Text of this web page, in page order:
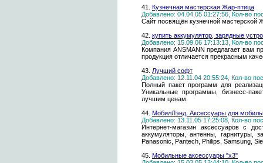
41. Кузнечная мастерская Жар-птица
Добавлено: 04.04.05 01:27:56, Кол-во
Сайт посвящён кузнечной мастерской
42. купить аккумулятор, зарядные
Добавлено: 15.09.06 17:13:13, Кол-во
Компания ANSMANN предлагает вам
продукция отличается прекрасным
43. Лучший софт
Добавлено: 12.11.04 20:55:24, Кол-во
Полный пакет программ для
Уникальные программы, бизнесс-
лучшим ценам.
44. МобилЛэнд. Аксессуары для
Добавлено: 13.11.05 17:25:08, Кол-во
Интернет-магазин аксессуаров с
аккумуляторы, антенны, гарнитуры,
Panasonic, Pantech, Philips, Samsung,
45. Мобильные аксессуары "x3"